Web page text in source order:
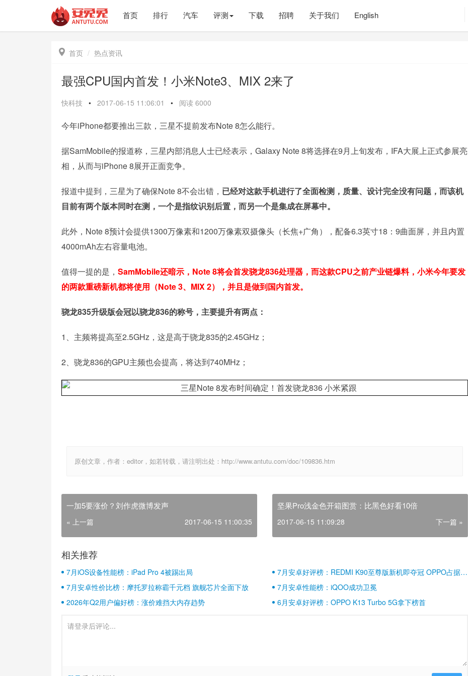
首页 排行 汽车 评测 下载 招聘 关于我们 English
 首页 热点资讯
最强CPU国内首发！小米Note3、MIX 2来了
快科技 • 2017-06-15 11:06:01 • 阅读 6000
今年iPhone都要推出三款，三星不提前发布Note 8怎么能行。
据SamMobile的报道称，三星内部消息人士已经表示，Galaxy Note 8将选择在9月上旬发布，IFA大展上正式参展亮
相，从而与iPhone 8展开正面竞争。
报道中提到，三星为了确保Note 8不会出错， 已经对这款手机进行了全面检测，质量、设计完全没有问题，而该机
目前有两个版本同时在测，一个是指纹识别后置，而另一个是集成在屏幕中。
此外，Note 8预计会提供1300万像素和1200万像素双摄像头（长焦+广角），配备6.3英寸18：9曲面屏，并且内置
4000mAh左右容量电池。
值得一提的是， SamMobile还暗示，Note 8将会首发骁龙836处理器，而这款CPU之前产业链爆料，小米今年要发
的两款重磅新机都将使用（Note 3、MIX 2），并且是做到国内首发。
骁龙835升级版会冠以骁龙836的称号，主要提升有两点：
1、主频将提高至2.5GHz，这是高于骁龙835的2.45GHz；
2、骁龙836的GPU主频也会提高，将达到740MHz；
原创文章，作者：editor，如若转载，请注明出处：http://www.antutu.com/doc/109836.htm
一加5要涨价？刘作虎微博发声
« 上一篇 2017-06-15 11:00:35
坚果Pro浅金色开箱图赏：比黑色好看10倍
2017-06-15 11:09:28 下一篇 »
相关推荐
7月iOS设备性能榜：iPad Pro 4被踢出局
7月安卓好评榜：REDMI K90至尊版新机即夺冠 OPPO占据半
壁江山
7月安卓性价比榜：摩托罗拉称霸千元档 旗舰芯片全面下放
7月安卓性能榜：iQOO成功卫冕
2026年Q2用户偏好榜：涨价难挡大内存趋势
6月安卓好评榜：OPPO K13 Turbo 5G拿下榜首